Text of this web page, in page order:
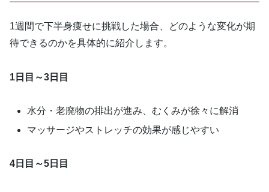
1週間で下半身痩せに挑戦した場合、どのような変化が期
待できるのかを具体的に紹介します。
1日目～3日目
水分・老廃物の排出が進み、むくみが徐々に解消
マッサージやストレッチの効果が感じやすい
4日目～5日目